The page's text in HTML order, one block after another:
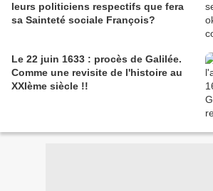
leurs politiciens respectifs que fera
sa Sainteté sociale François?
Le 22 juin 1633 : procès de Galilée.
Comme une revisite de l'histoire au
XXIème siècle !!